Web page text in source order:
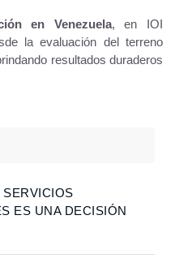
en Venezuela, en IOI
la evaluación del terreno
resultados duraderos
ES UNA DECISIÓN